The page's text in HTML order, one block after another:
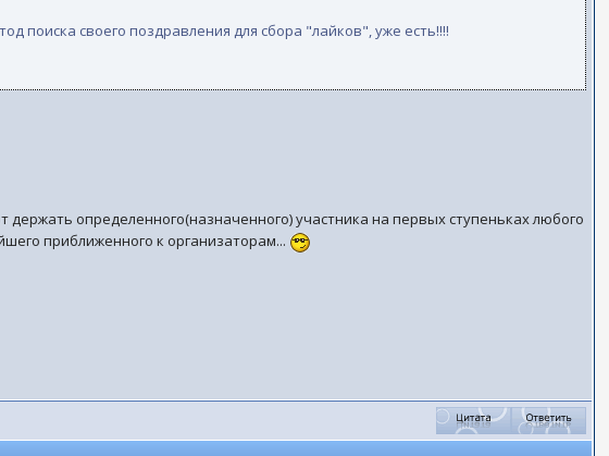
поиска своего поздравления для сбора "лайков", уже есть!!!!
определенного(назначенного) участника на первых ступеньках любого
приближенного к организаторам...